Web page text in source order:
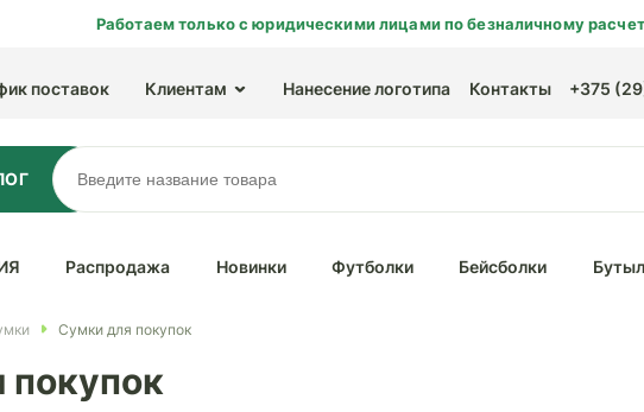
Работаем только с юридическими лицами по безналичному
поставок Клиентам Нанесение логотипа Контакты +375
Распродажа Новинки Футболки Бейсболки
Сумки для покупок